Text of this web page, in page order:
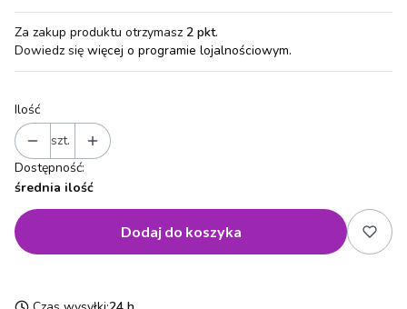
Za zakup produktu otrzymasz 2 pkt.
Dowiedz się więcej o programie lojalnościowym.
Ilość
szt.
Dostępność:
średnia ilość
Dodaj do koszyka